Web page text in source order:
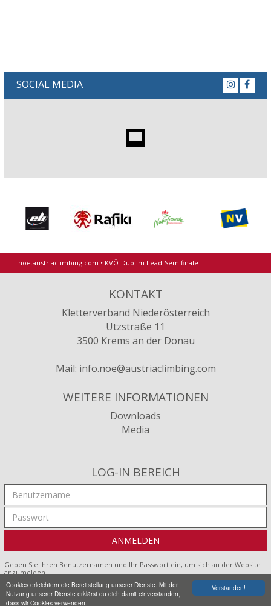
Verstanden!
Cookies erleichtern die Bereitstellung unserer Dienste. Mit der
Nutzung unserer Dienste erklärst du dich damit einverstanden,
dass wir Cookies verwenden.
SOCIAL MEDIA
noe.austriaclimbing.com • KVÖ-Duo im Lead-Semifinale
KONTAKT
Kletterverband Niederösterreich
Utzstraße 11
3500 Krems an der Donau
Mail: info.noe@austriaclimbing.com
WEITERE INFORMATIONEN
Downloads
Media
LOG-IN BEREICH
Geben Sie Ihren Benutzernamen und Ihr Passwort ein, um sich an der Website
anzumelden
Impressum•Datenschutz•Sitemap